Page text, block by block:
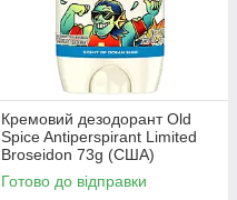
Кремовий дезодорант Old
Spice Antiperspirant Limited
Broseidon 73g (США)
Готово до відправки